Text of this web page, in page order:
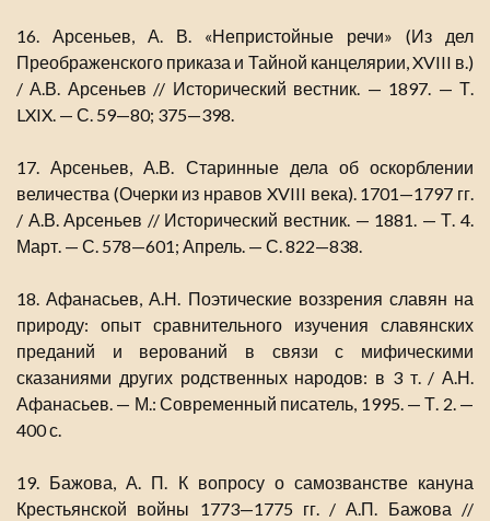
16. Арсеньев, А. В. «Непристойные речи» (Из дел
Преображенского приказа и Тайной канцелярии, XVIII в.)
/ А.В. Арсеньев // Исторический вестник. — 1897. — Т.
LXIX. — С. 59—80; 375—398.
17. Арсеньев, А.В. Старинные дела об оскорблении
величества (Очерки из нравов XVIII века). 1701—1797 гг.
/ А.В. Арсеньев // Исторический вестник. — 1881. — Т. 4.
Март. — С. 578—601; Апрель. — С. 822—838.
18. Афанасьев, А.Н. Поэтические воззрения славян на
природу: опыт сравнительного изучения славянских
преданий и верований в связи с мифическими
сказаниями других родственных народов: в 3 т. / А.Н.
Афанасьев. — М.: Современный писатель, 1995. — Т. 2. —
400 с.
19. Бажова, А. П. К вопросу о самозванстве кануна
Крестьянской войны 1773—1775 гг. / А.П. Бажова //